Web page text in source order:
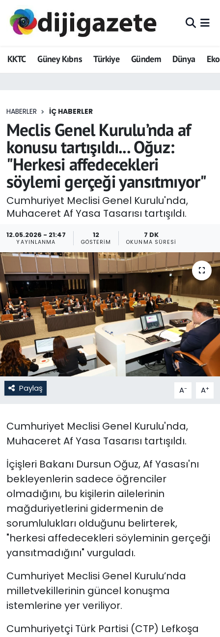
KKTC Güney Kıbrıs Türkiye Gündem Dünya
HABERLER İÇ HABERLER
Meclis Genel Kurulu’nda af
konusu tartışıldı... Oğuz:
"Herkesi affedecekleri
söylemi gerçeği yansıtmıyor"
Cumhuriyet Meclisi Genel Kurulu'nda,
Muhaceret Af Yasa Tasarısı tartışıldı.
12.05.2026 - 21:47
YAYINLANMA
12
GÖSTERIM
7 DK
OKUNMA SÜRESI
Paylaş A- A+
Cumhuriyet Meclisi Genel Kurulu'nda,
Muhaceret Af Yasa Tasarısı tartışıldı.
İçişleri Bakanı Dursun Oğuz,Af Yasası'nı
bekleyenlerin sadece öğrenciler
olmadığını, bu kişilerin ailelerinin
mağduriyetlerini gidermenin de
sorumlulukları olduğunu belirterek,
"herkesi affedecekleri söyleminin gerçeği
yansıtmadığını" vurguladı.
Cumhuriyet Meclisi Genel Kurulu’nda
milletvekillerinin güncel konuşma
istemlerine yer veriliyor.
Cumhuriyetçi Türk Partisi (CTP) Lefkoşa
ADVERTORIAL
Dijigazete
Eğitim
Ekonomi
Foto Galeri
GEZİ
Güncel
Gündem
KKTC
KKTC YEREL SEÇİM 2018
Kültür Sanat
Magazin
Moda
Nöbetçi Eczaneler
Politika
SAĞLIK
Spor
Teknoloji
TÜRKiYE
YAŞAM
Yazarlar
Hava Durumu
Trafik Durumu
Tüm Manşetler
Son Dakika Haberleri
Haber Arşivi